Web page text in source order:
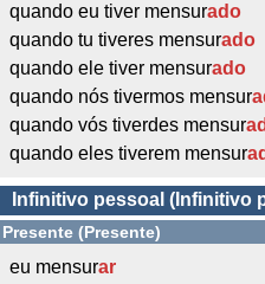
quando eu tiver mensurado
quando tu tiveres mensurado
quando ele tiver mensurado
quando nós tivermos mensur
quando vós tiverdes mensur
quando eles tiverem mensur
Infinitivo pessoal (Infinitivo
Presente (Presente)
eu mensurar